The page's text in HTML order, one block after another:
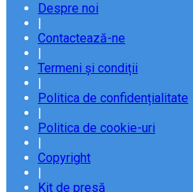
Despre noi
|
Contactează-ne
|
Termeni și condiții
|
Politica de confidențialitate
|
Politica de cookie-uri
|
Copyright
|
Kit de presă